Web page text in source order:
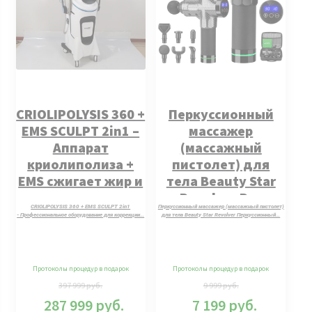
CRIOLIPOLYSIS 360 +
EMS SCULPT 2in1 –
Аппарат
криолиполиза +
EMS сжигает жир и
CRIOLIPOLYSIS 360 + EMS SCULPT 2in1
- Профессиональное оборудование для коррекции…
Протоколы процедур в подарок
397 999руб.
287 999 руб.
Перкуссионный
массажер
(массажный
пистолет) для
тела Beauty Star
Revolver Pro
комплектация
Перкуссионный массажер (массажный пистолет)
для тела Beauty Star Revolver Перкуссионный…
Протоколы процедур в подарок
9 999руб.
7 199 руб.